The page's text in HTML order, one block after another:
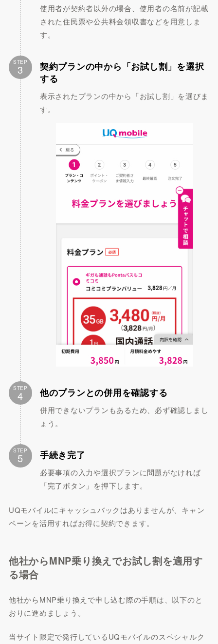
使用者が契約者以外の場合、使用者の名前が記載
された住民票や公共料金領収書などを用意しま
す。
STEP
3
契約プランの中から「お試し割」を選択
する
表示されたプランの中から「お試し割」を選びま
す。
STEP
4 他のプランとの併用を確認する
併用できないプランもあるため、必ず確認しまし
ょう。
STEP
5 手続き完了
必要事項の入力や選択プランに問題がなければ
「完了ボタン」を押下します。
UQモバイルにキャッシュバックはありませんが、キャン
ペーンを活用すればお得に契約できます。
他社からMNP乗り換えでお試し割を適用す
る場合
他社からMNP乗り換えで申し込む際の手順は、以下のと
おりに進めましょう。
当サイト限定で発行しているUQモバイルのスペシャルク